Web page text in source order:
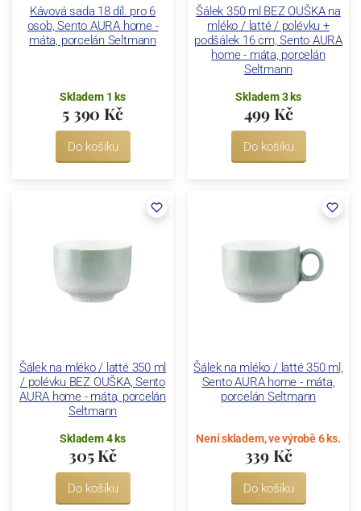
Kávová sada 18 díl. pro 6
osob, Sento AURA home -
máta, porcelán Seltmann
Skladem 1 ks
5 390 Kč
Do košíku
Šálek 350 ml BEZ OUŠKA na
mléko / latté / polévku +
podšálek 16 cm, Sento AURA
home - máta, porcelán
Seltmann
Skladem 3 ks
499 Kč
Do košíku
Šálek na mléko / latté 350 ml
/ polévku BEZ OUŠKA, Sento
AURA home - máta, porcelán
Seltmann
Skladem 4 ks
305 Kč
Do košíku
Šálek na mléko / latté 350 ml,
Sento AURA home - máta,
porcelán Seltmann
Není skladem, ve výrobě 6 ks.
339 Kč
Do košíku